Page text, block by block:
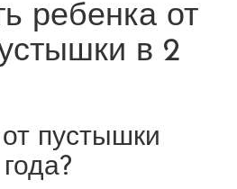
ребенка от
в 2
пустышки